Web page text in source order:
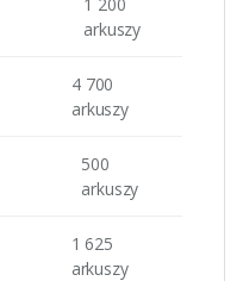
arkuszy
4 700
arkuszy
500
arkuszy
1 625
arkuszy